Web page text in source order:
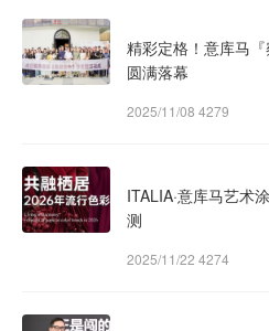
精彩定格！意库马
圆满落幕
2025/11/08 4279
ITALIA·意库马艺术
测
2025/11/22 4274